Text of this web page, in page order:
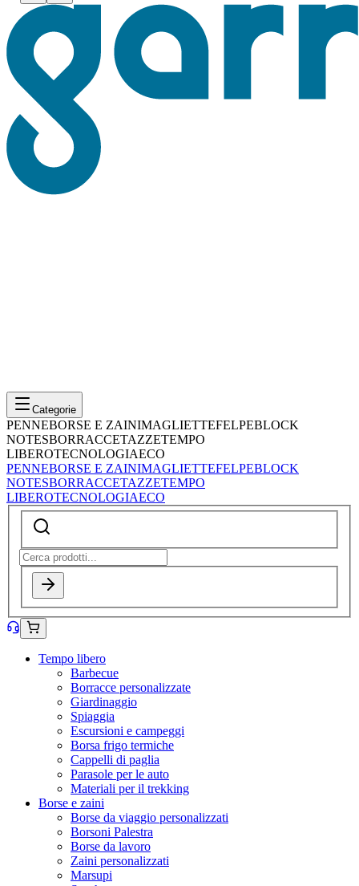
Categorie
PENNEBORSE E ZAINIMAGLIETTEFELPEBLOCK
NOTESBORRACCETAZZETEMPO
LIBEROTECNOLOGIAECO
PENNEBORSE E ZAINIMAGLIETTEFELPEBLOCK
NOTESBORRACCETAZZETEMPO
LIBEROTECNOLOGIAECO
Tempo libero
Barbecue
Borracce personalizzate
Giardinaggio
Spiaggia
Escursioni e campeggi
Borsa frigo termiche
Cappelli di paglia
Parasole per le auto
Materiali per il trekking
Borse e zaini
Borse da viaggio personalizzati
Borsoni Palestra
Borse da lavoro
Zaini personalizzati
Marsupi